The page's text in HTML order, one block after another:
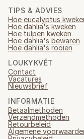
TIPS & ADVIES
Hoe eucalyptus
Hoe dahlia's kweken
Hoe tulpen kweken
Hoe dahlia's bewaren
Hoe dahlia's rooien
LOUKYKVĚT
Contact
Vacatures
Nieuwsbrief
INFORMATIE
Betaalmethoden
Verzendmethoden
Retourbeleid
Algemene